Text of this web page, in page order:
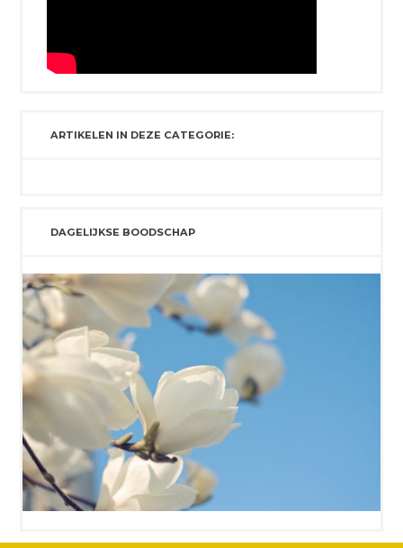
ARTIKELEN IN DEZE CATEGORIE:
DAGELIJKSE BOODSCHAP